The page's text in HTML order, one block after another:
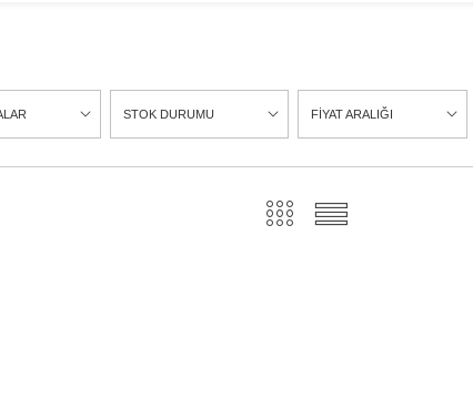
STOK DURUMU FİYAT ARALIĞI